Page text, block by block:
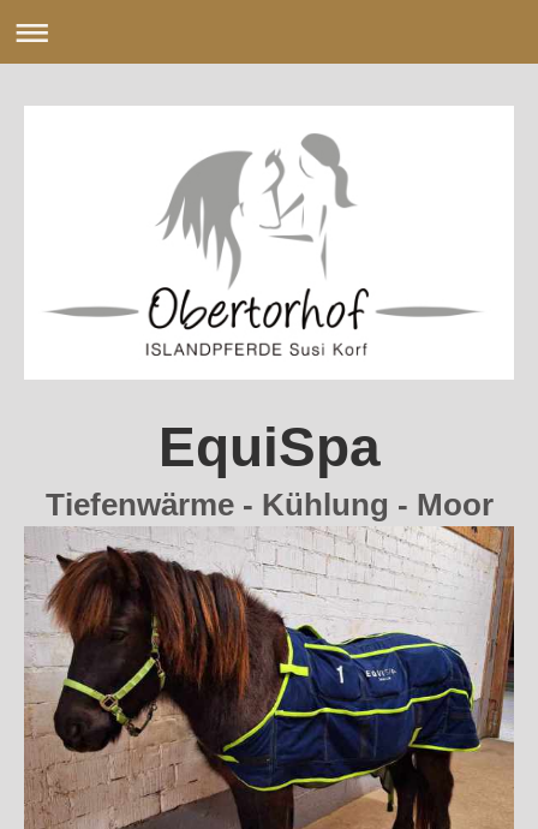
EquiSpa
Tiefenwärme - Kühlung - Moor